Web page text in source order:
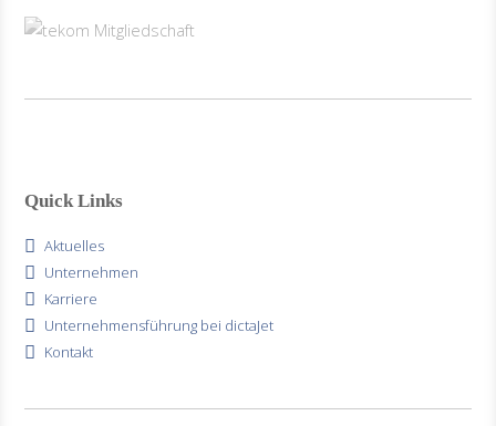
Quick Links
Aktuelles
Unternehmen
Karriere
Unternehmensführung bei dictaJet
Kontakt